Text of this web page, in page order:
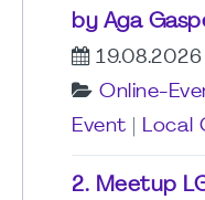
by Aga
Online-
Event
Local
2. Meetup